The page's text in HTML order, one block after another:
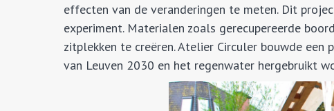
effecten van de veranderingen te meten. Dit
experiment. Materialen zoals gerecupereerde
zitplekken te creëren. Atelier Circuler bouwde
van Leuven 2030 en het regenwater hergebruikt